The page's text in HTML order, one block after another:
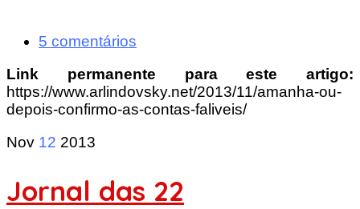
5 comentários
Link permanente para este artigo:
https://www.arlindovsky.net/2013/11/amanha-ou-
depois-confirmo-as-contas-faliveis/
Nov 12 2013
Jornal das 22